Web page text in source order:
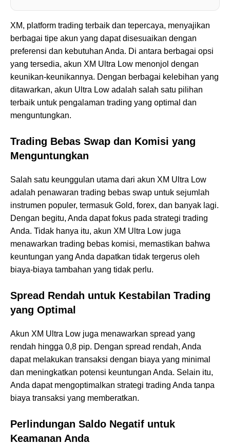
XM, platform trading terbaik dan tepercaya, menyajikan
berbagai tipe akun yang dapat disesuaikan dengan
preferensi dan kebutuhan Anda. Di antara berbagai opsi
yang tersedia, akun XM Ultra Low menonjol dengan
keunikan-keunikannya. Dengan berbagai kelebihan yang
ditawarkan, akun Ultra Low adalah salah satu pilihan
terbaik untuk pengalaman trading yang optimal dan
menguntungkan.
Trading Bebas Swap dan Komisi yang
Menguntungkan
Salah satu keunggulan utama dari akun XM Ultra Low
adalah penawaran trading bebas swap untuk sejumlah
instrumen populer, termasuk Gold, forex, dan banyak lagi.
Dengan begitu, Anda dapat fokus pada strategi trading
Anda. Tidak hanya itu, akun XM Ultra Low juga
menawarkan trading bebas komisi, memastikan bahwa
keuntungan yang Anda dapatkan tidak tergerus oleh
biaya-biaya tambahan yang tidak perlu.
Spread Rendah untuk Kestabilan Trading
yang Optimal
Akun XM Ultra Low juga menawarkan spread yang
rendah hingga 0,8 pip. Dengan spread rendah, Anda
dapat melakukan transaksi dengan biaya yang minimal
dan meningkatkan potensi keuntungan Anda. Selain itu,
Anda dapat mengoptimalkan strategi trading Anda tanpa
biaya transaksi yang memberatkan.
Perlindungan Saldo Negatif untuk
Keamanan Anda